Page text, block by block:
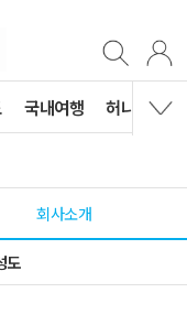
국내여행 허니문
회사소개
도